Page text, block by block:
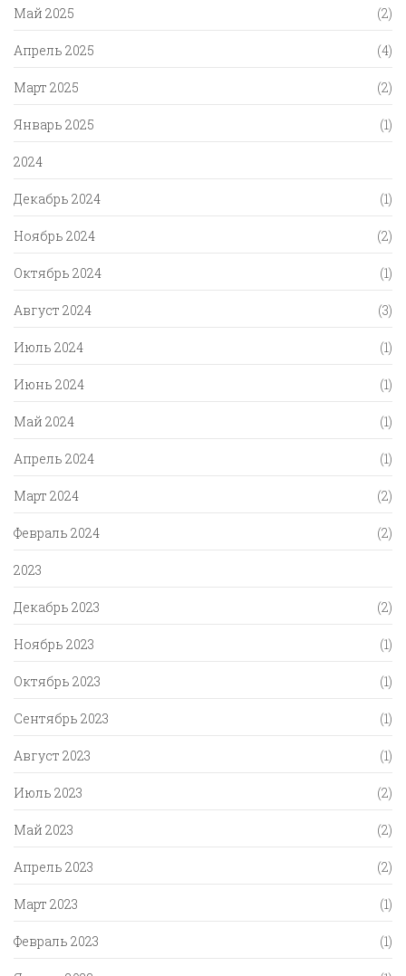
Май 2025 (2)
Апрель 2025 (4)
Март 2025 (2)
Январь 2025 (1)
2024
Декабрь 2024 (1)
Ноябрь 2024 (2)
Октябрь 2024 (1)
Август 2024 (3)
Июль 2024 (1)
Июнь 2024 (1)
Май 2024 (1)
Апрель 2024 (1)
Март 2024 (2)
Февраль 2024 (2)
2023
Декабрь 2023 (2)
Ноябрь 2023 (1)
Октябрь 2023 (1)
Сентябрь 2023 (1)
Август 2023 (1)
Июль 2023 (2)
Май 2023 (2)
Апрель 2023 (2)
Март 2023 (1)
Февраль 2023 (1)